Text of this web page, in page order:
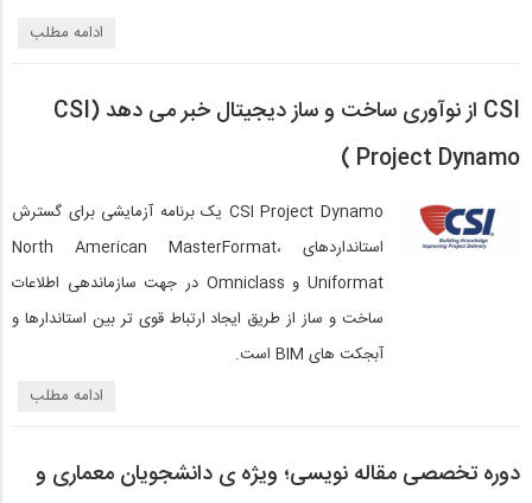
ادامه مطلب
CSI از نوآوری ساخت و ساز دیجیتال خبر می دهد (CSI
Project Dynamo )
CSI Project Dynamo یک برنامه آزمایشی برای گسترش
استانداردهای North American MasterFormat،
Uniformat و Omniclass در جهت سازماندهی اطلاعات
ساخت و ساز از طریق ایجاد ارتباط قوی تر بین استاندارها و
آبجکت های BIM است.
ادامه مطلب
دوره تخصصى مقاله نویسى؛ ویژه ى دانشجویان معمارى و